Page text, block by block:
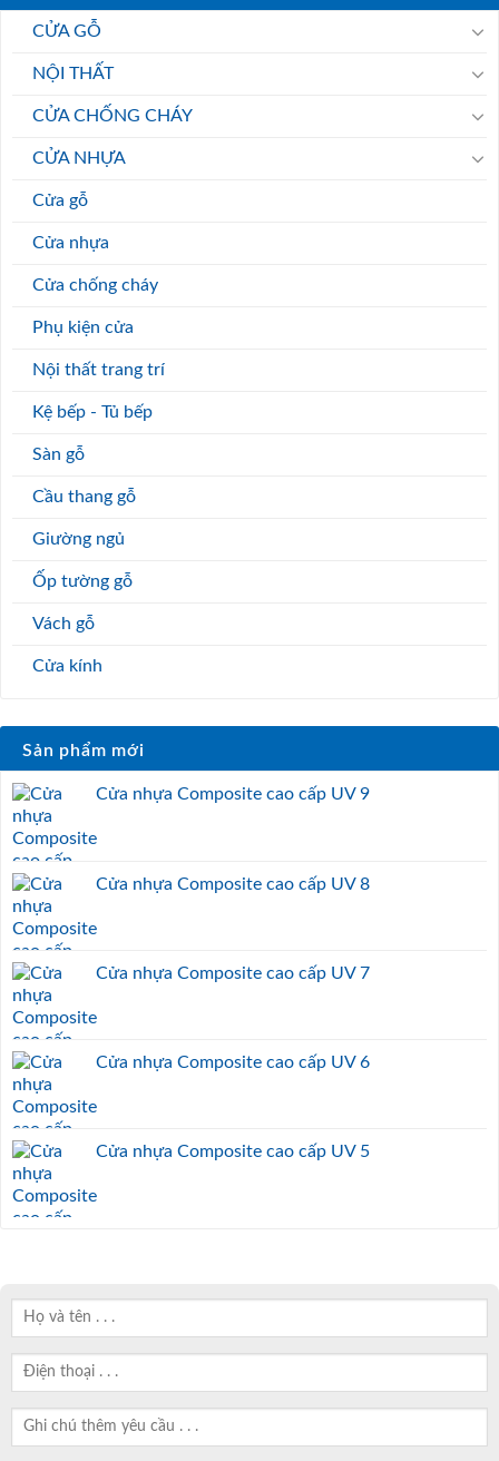
CỬA GỖ
NỘI THẤT
CỬA CHỐNG CHÁY
CỬA NHỰA
Cửa gỗ
Cửa nhựa
Cửa chống cháy
Phụ kiện cửa
Nội thất trang trí
Kệ bếp - Tủ bếp
Sàn gỗ
Cầu thang gỗ
Giường ngủ
Ốp tường gỗ
Vách gỗ
Cửa kính
Sản phẩm mới
Cửa nhựa Composite cao cấp UV 9
Cửa nhựa Composite cao cấp UV 8
Cửa nhựa Composite cao cấp UV 7
Cửa nhựa Composite cao cấp UV 6
Cửa nhựa Composite cao cấp UV 5